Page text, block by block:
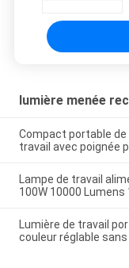
lumière menée
Compact portable de
travail avec poignée
Lampe de travail
100W 10000
Lumière de travail
couleur réglable sans